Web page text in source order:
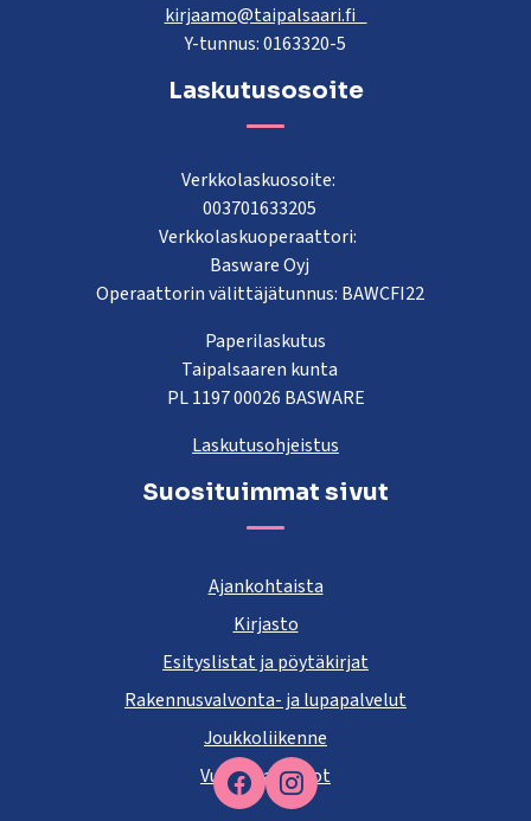
Facebook
kirjaamo@taipalsaari.fi
Y-tunnus: 0163320-5
Laskutusosoite
Verkkolaskuosoite:
003701633205
Verkkolaskuoperaattori:
Basware Oyj
Operaattorin välittäjätunnus: BAWCFI22
Paperilaskutus
Taipalsaaren kunta
PL 1197 00026 BASWARE
Laskutusohjeistus
Suosituimmat sivut
Ajankohtaista
Kirjasto
Esityslistat ja pöytäkirjat
Rakennusvalvonta- ja lupapalvelut
Joukkoliikenne
Vuokra-asunnot